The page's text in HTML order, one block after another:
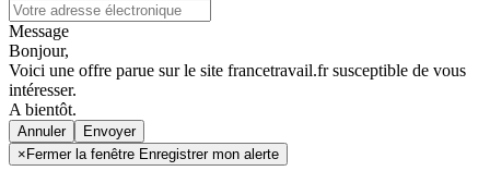
Message
Bonjour,
Voici une offre parue sur le site francetravail.fr susceptible de vous
intéresser.
A bientôt.
Annuler
× Fermer la fenêtre Enregistrer mon alerte